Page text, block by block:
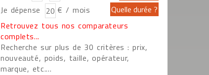
Je dépense
€ / mois
Retrouvez tous nos comparateurs
complets...
Recherche sur plus de 30 critères : prix,
nouveauté, poids, taille, opérateur,
marque, etc....